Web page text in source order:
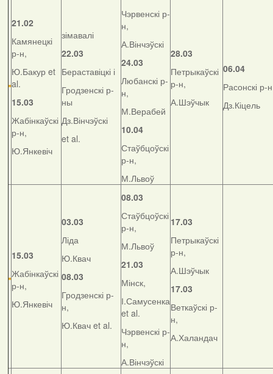
21.02
Камянецкі
р-н,
Ю.Бакур et
al.
15.03
Жабінкаўскі
р-н,
Ю.Янкевіч
зімавалі
22.03
Бераставіцкі і
Гродзенскі р-
ны
Дз.Вінчэўскі
et al.
Чэрвенскі р-
н,
А.Вінчэўскі
24.03
Любанскі р-
н,
М.Верабей
10.04
Стаўбцоўскі
р-н,
М.Львоў
28.03
Петрыкаўскі
р-н,
А.Шэўчык
06.04
Расонскі р-
Дз.Кіцель
15.03
Жабінкаўскі
р-н,
Ю.Янкевіч
03.03
Ліда
Ю.Квач
08.03
Гродзенскі р-
н,
Ю.Квач et al.
08.03
Стаўбцоўскі
р-н,
М.Львоў
21.03
Мінск,
І.Самусенка
et al.
Чэрвенскі р-
н,
А.Вінчэўскі
17.03
Петрыкаўскі
р-н,
А.Шэўчык
17.03
Веткаўскі р-
н,
А.Халандач